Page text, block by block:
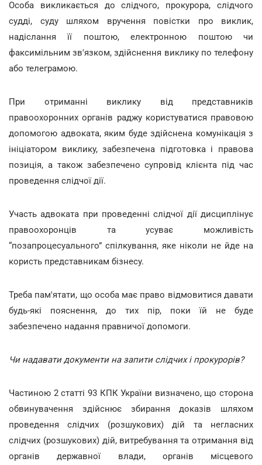
Особа викликається до слідчого, прокурора, слідчого
судді, суду шляхом вручення повістки про виклик,
надіслання її поштою, електронною поштою чи
факсимільним зв'язком, здійснення виклику по телефону
або телеграмою.
При отриманні виклику від представників
правоохоронних органів раджу користуватися правовою
допомогою адвоката, яким буде здійснена комунікація з
ініціатором виклику, забезпечена підготовка і правова
позиція, а також забезпечено супровід клієнта під час
проведення слідчої дії.
Участь адвоката при проведенні слідчої дії дисциплінує
правоохоронців та усуває можливість
“позапроцесуального” спілкування, яке ніколи не йде на
користь представникам бізнесу.
Треба пам'ятати, що особа має право відмовитися давати
будь-які пояснення, до тих пір, поки їй не буде
забезпечено надання правничої допомоги.
Чи надавати документи на запити слідчих і прокурорів?
Частиною 2 статті 93 КПК України визначено, що сторона
обвинувачення здійснює збирання доказів шляхом
проведення слідчих (розшукових) дій та негласних
слідчих (розшукових) дій, витребування та отримання від
органів державної влади, органів місцевого